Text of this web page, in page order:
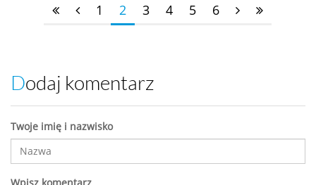
1 2 3 4 5 6
Dodaj komentarz
Twoje imię i nazwisko